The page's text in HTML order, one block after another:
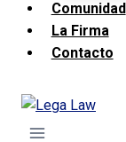
Comunidad
La Firma
Contacto